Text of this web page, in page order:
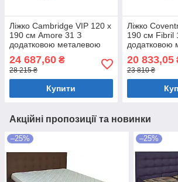
Ліжко Cambridge VIP 120 х
190 см Amore 31 З
додатковою металевою
цільнозварною рамою
Сірий
24 687,60 ₴
28 215 ₴
Купити
Ліжко
190 см Fibril
додатковою
Оливковий
20 833,05
23 810 ₴
Акційні пропозиції та новинки
–25% –25%